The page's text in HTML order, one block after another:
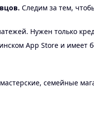
Следим за тем,
Нужен только
App Store и имеет
семейные